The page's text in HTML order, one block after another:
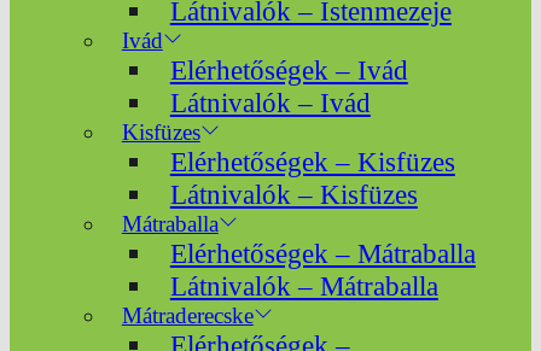
Látnivalók – Istenmezeje
Ivád
Elérhetőségek – Ivád
Látnivalók – Ivád
Kisfüzes
Elérhetőségek – Kisfüzes
Látnivalók – Kisfüzes
Mátraballa
Elérhetőségek – Mátraballa
Látnivalók – Mátraballa
Mátraderecske